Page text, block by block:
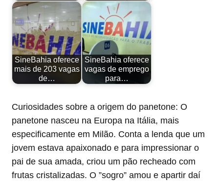
SineBahia oferece
mais de 203 vagas
de…
SineBahia oferece
vagas de emprego
para…
Curiosidades sobre a origem do panetone: O
panetone nasceu na Europa na Itália, mais
especificamente em Milão. Conta a lenda que um
jovem estava apaixonado e para impressionar o
pai de sua amada, criou um pão recheado com
frutas cristalizadas. O ”sogro” amou e apartir daí